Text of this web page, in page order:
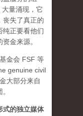
量涌现，它
丧失了真正的
纯正要看他们
金来源。
金会 FSF 等
genuine civil
大部分来自
式的独立媒体